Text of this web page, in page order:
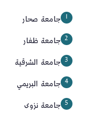
جامعة صحار
جامعة ظفار
جامعة الشرقية
جامعة البريمي
جامعة نزوى